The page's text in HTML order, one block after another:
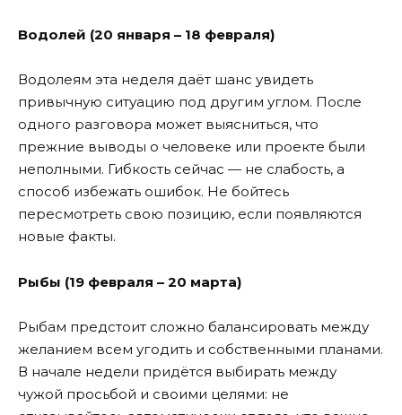
Водолей (20 января – 18 февраля)
Водолеям эта неделя даёт шанс увидеть
привычную ситуацию под другим углом. После
одного разговора может выясниться, что
прежние выводы о человеке или проекте были
неполными. Гибкость сейчас — не слабость, а
способ избежать ошибок. Не бойтесь
пересмотреть свою позицию, если появляются
новые факты.
Рыбы (19 февраля – 20 марта)
Рыбам предстоит сложно балансировать между
желанием всем угодить и собственными планами.
В начале недели придётся выбирать между
чужой просьбой и своими целями: не